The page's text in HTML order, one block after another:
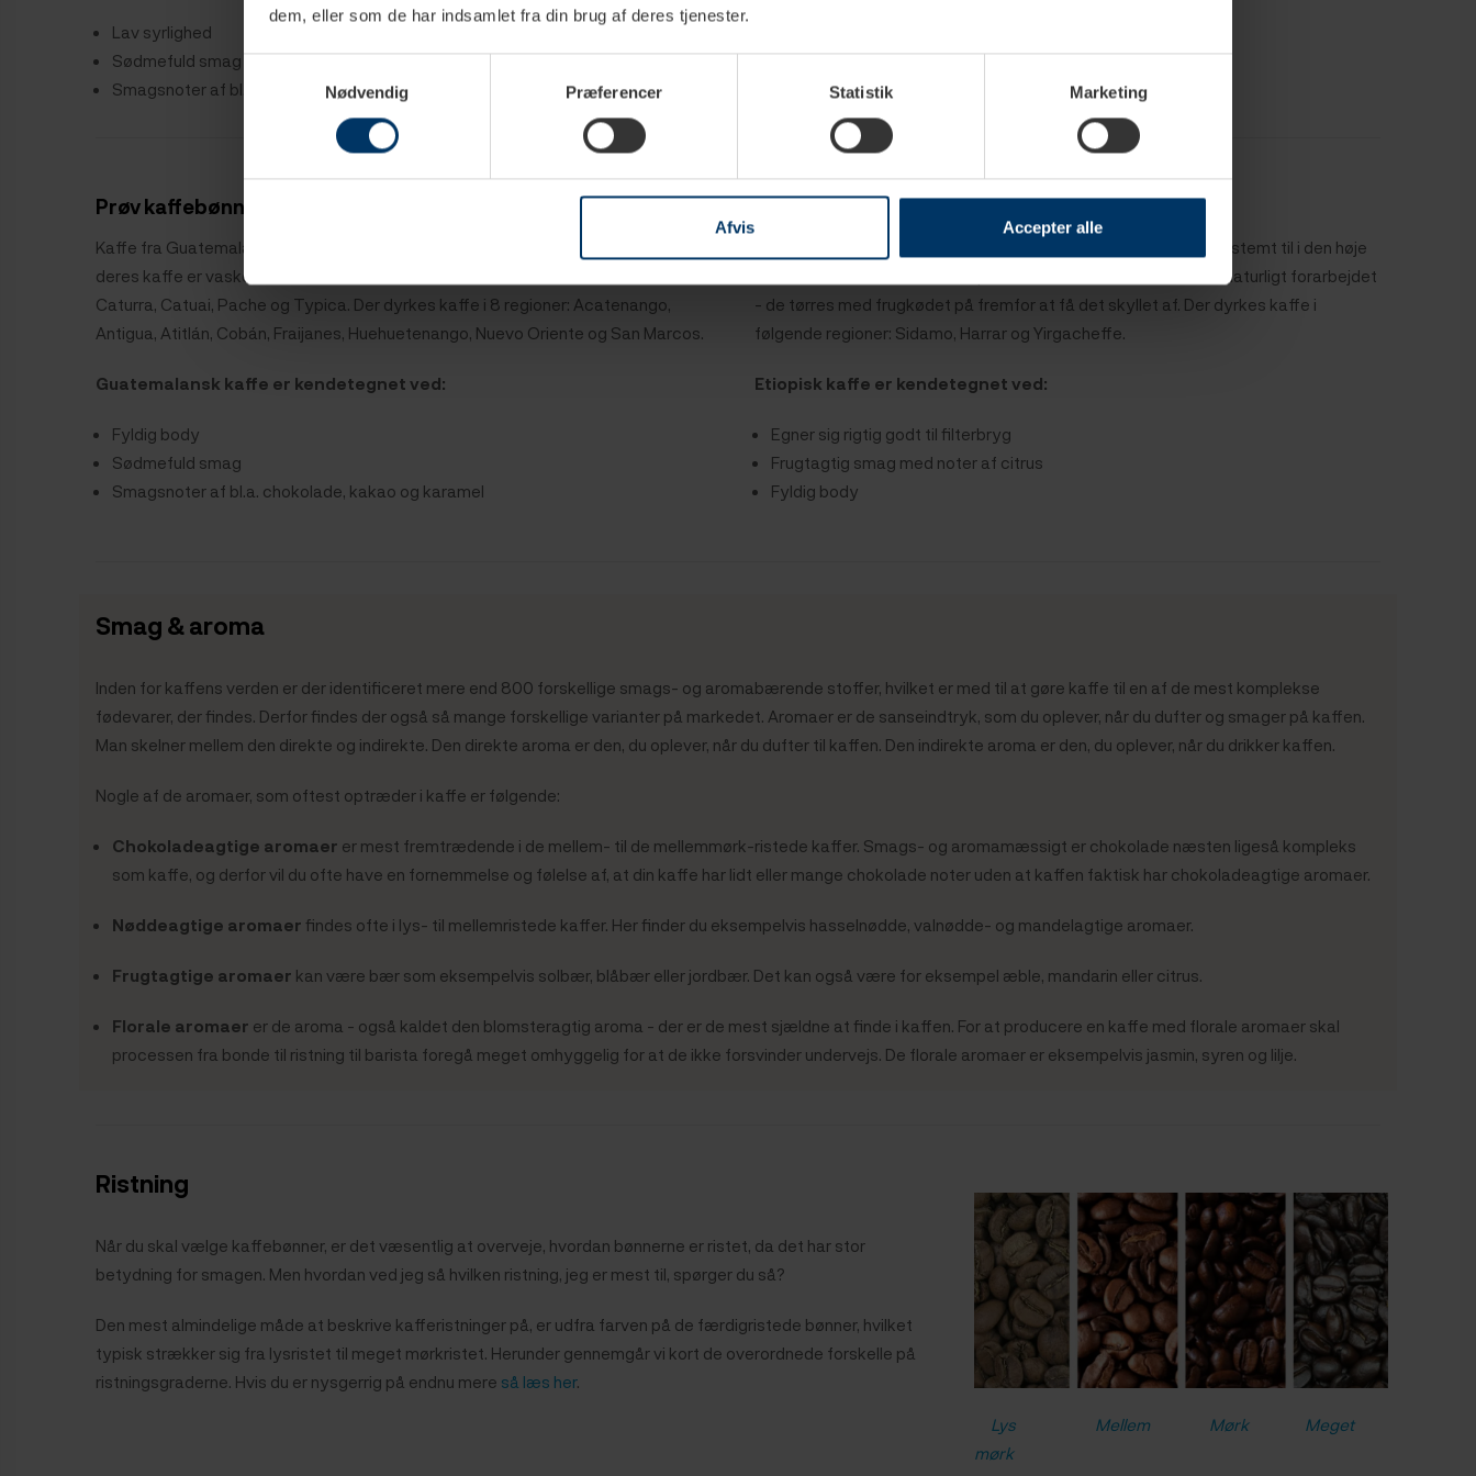
dem, eller som de har indsamlet fra din brug af deres tjenester.
Nødvendig
Præferencer Statistik Marketing
Afvis Accepter alle
Lav syrlighed
Sødmefuld smag
Smagsnoter af bl.a. chokolade, nødder og karamel
Prøv kaffebønner fra Guatemala
Kaffe fra Guatemala er noget af det mest aromatiske kaffe i verden. 98 % af al
deres kaffe er vasket arabica, hvor de mest traditionelle varianter er Bourbon,
Caturra, Catuai, Pache og Typica. Der dyrkes kaffe i 8 regioner: Acatenango,
Antigua, Atitlán, Cobán, Fraijanes, Huehuetenango, Nuevo Oriente og San Marcos.
Guatemalansk kaffe er kendetegnet ved:
Fyldig body
Sødmefuld smag
Smagsnoter af bl.a. chokolade, kakao og karamel
Sødmefuld smag
Let frugtagtige smag med noter fa citrus og nødder
Prøv kaffebønner fra Etiopien
Etiopien anses for at være kaffens hjemland, og kaffen hører bestemt til i den høje
ende af kvalitetsskalaen. Etiopiske kaffebønner er som oftest naturligt forarbejdet
- de tørres med frugkødet på fremfor at få det skyllet af. Der dyrkes kaffe i
følgende regioner: Sidamo, Harrar og Yirgacheffe.
Etiopisk kaffe er kendetegnet ved:
Egner sig rigtig godt til filterbryg
Frugtagtig smag med noter af citrus
Fyldig body
Smag & aroma
Inden for kaffens verden er der identificeret mere end 800 forskellige smags- og aromabærende stoffer, hvilket er med til at gøre kaffe til en af de mest komplekse
fødevarer, der findes. Derfor findes der også så mange forskellige varianter på markedet. Aromaer er de sanseindtryk, som du oplever, når du dufter og smager på kaffen.
Man skelner mellem den direkte og indirekte. Den direkte aroma er den, du oplever, når du dufter til kaffen. Den indirekte aroma er den, du oplever, når du drikker kaffen.
Nogle af de aromaer, som oftest optræder i kaffe er følgende:
Chokoladeagtige aromaer er mest fremtrædende i de mellem- til de mellemmørk-ristede kaffer. Smags- og aromamæssigt er chokolade næsten ligeså kompleks
som kaffe, og derfor vil du ofte have en fornemmelse og følelse af, at din kaffe har lidt eller mange chokolade noter uden at kaffen faktisk har chokoladeagtige aromaer.
Nøddeagtige aromaer findes ofte i lys- til mellemristede kaffer. Her finder du eksempelvis hasselnødde, valnødde- og mandelagtige aromaer.
Frugtagtige aromaer kan være bær som eksempelvis solbær, blåbær eller jordbær. Det kan også være for eksempel æble, mandarin eller citrus.
Florale aromaer er de aroma - også kaldet den blomsteragtig aroma - der er de mest sjældne at finde i kaffen. For at producere en kaffe med florale aromaer skal
processen fra bonde til ristning til barista foregå meget omhyggelig for at de ikke forsvinder undervejs. De florale aromaer er eksempelvis jasmin, syren og lilje.
Ristning
Når du skal vælge kaffebønner, er det væsentlig at overveje, hvordan bønnerne er ristet, da det har stor
betydning for smagen. Men hvordan ved jeg så hvilken ristning, jeg er mest til, spørger du så?
Den mest almindelige måde at beskrive kafferistninger på, er udfra farven på de færdigristede bønner, hvilket
typisk strækker sig fra lysristet til meget mørkristet. Herunder gennemgår vi kort de overordnede forskelle på
ristningsgraderne. Hvis du er nysgerrig på endnu mere så læs her.
Lys
Mellem Mørk
Meget
mørk